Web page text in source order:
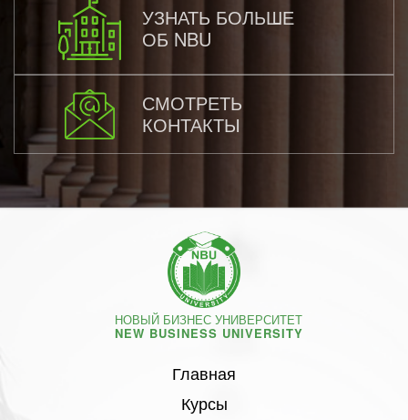
УЗНАТЬ БОЛЬШЕ
ОБ NBU
СМОТРЕТЬ
КОНТАКТЫ
НОВЫЙ БИЗНЕС УНИВЕРСИТЕТ
NEW BUSINESS UNIVERSITY
Главная
Курсы